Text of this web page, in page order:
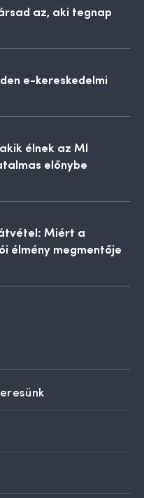
az, aki tegnap
e-kereskedelmi
élnek az MI
előnybe
Miért a
élmény megmentője